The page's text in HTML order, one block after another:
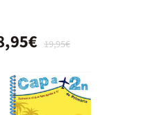
19,95€